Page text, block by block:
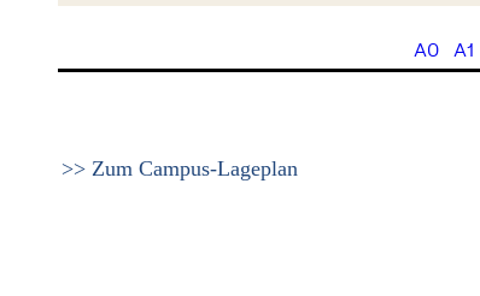
A0
A1
>> Zum Campus-Lageplan